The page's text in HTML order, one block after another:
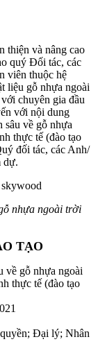
thiện và nâng cao
quý Đối tác, các
viên thuộc hệ
liệu gỗ nhựa ngoài
chuyên gia đầu
với nội dung
sâu về gỗ nhựa
thực tế (đào tạo
đối tác, các Anh/
dự.
nhựa ngoài trời
TẠO
về gỗ nhựa ngoài
thực tế (đào tạo
Đại lý; Nhân